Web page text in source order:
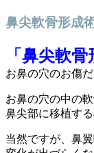
鼻尖軟骨形成
「鼻尖軟
お鼻の穴のお傷
お鼻の穴の中の
鼻尖部に移植す
当然ですが、鼻